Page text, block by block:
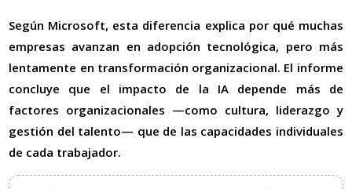
Según Microsoft, esta diferencia explica por qué muchas
empresas avanzan en adopción tecnológica, pero más
lentamente en transformación organizacional. El informe
concluye que el impacto de la IA depende más de
factores organizacionales —como cultura, liderazgo y
gestión del talento— que de las capacidades individuales
de cada trabajador.